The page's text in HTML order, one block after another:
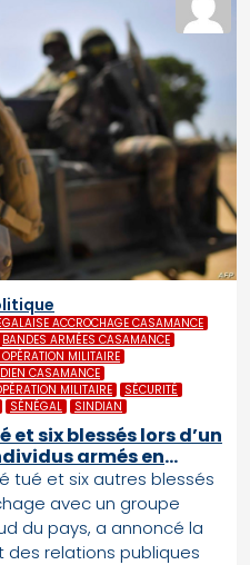
ACCROCHAGE CASAMANCE
BANDES ARMÉES CASAMANCE
MILITAIRE
CASAMANCE
MILITAIRE
SÉCURITÉ
SÉNÉGAL SINDIAN
six blessés lors d’un
armés en
tué et six autres blessés
avec un groupe
du pays, a annoncé la
des relations publiques